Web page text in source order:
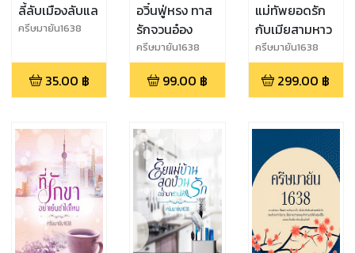
ลี้ลับเมืองลับแล
ครีษมายัน1638
35.00 ฿
อวิ๋นฟู่หรง ทาส
รักจวนอ๋อง
ครีษมายัน1638
99.00 ฿
แม่ทัพยอดรัก
กับเมียสามหาว
ครีษมายัน1638
299.00 ฿